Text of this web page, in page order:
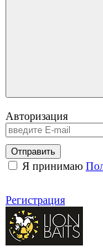
Авторизация
Отправить
Я принимаю
Регистрация